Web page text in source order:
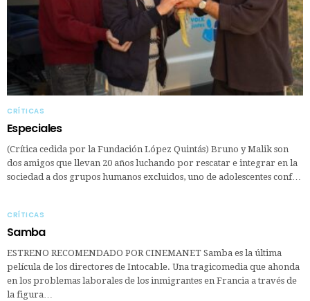
CRÍTICAS
Especiales
(Crítica cedida por la Fundación López Quintás) Bruno y Malik son
dos amigos que llevan 20 años luchando por rescatar e integrar en la
sociedad a dos grupos humanos excluidos, uno de adolescentes conf…
CRÍTICAS
Samba
ESTRENO RECOMENDADO POR CINEMANET Samba es la última
película de los directores de Intocable. Una tragicomedia que ahonda
en los problemas laborales de los inmigrantes en Francia a través de
la figura…